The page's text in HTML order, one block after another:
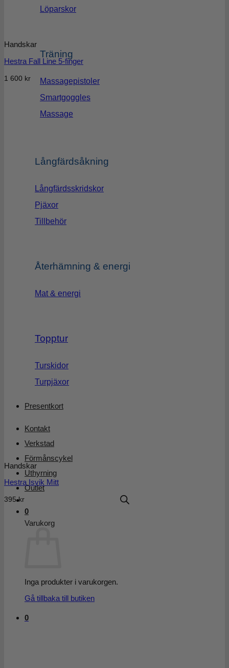
Löparskor
Träning
Massagepistoler
Smartgoggles
Massage
Långfärdsåkning
Långfärdsskridskor
Pjäxor
Tillbehör
Återhämning & energi
Mat & energi
Topptur
Turskidor
Turpjäxor
Presentkort
Kontakt
Verkstad
Förmånscykel
Uthyrning
Outlet
0
Varukorg
Inga produkter i varukorgen.
Gå tillbaka till butiken
0
Handskar
Hestra Fall Line 5-finger
1 600 kr
Handskar
Hestra Isvik Mitt
395kr